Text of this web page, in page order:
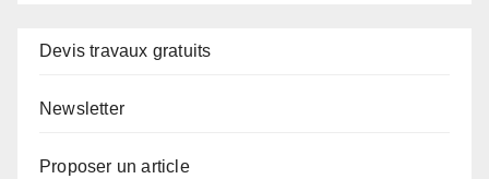
Devis travaux gratuits
Newsletter
Proposer un article